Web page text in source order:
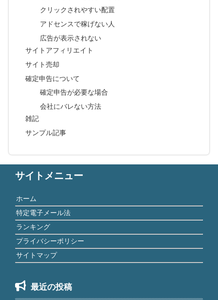
クリックされやすい配置
アドセンスで稼げない人
広告が表示されない
サイトアフィリエイト
サイト売却
確定申告について
確定申告が必要な場合
会社にバレない方法
雑記
サンプル記事
サイトメニュー
ホーム
特定電子メール法
ランキング
プライバシーポリシー
サイトマップ
最近の投稿